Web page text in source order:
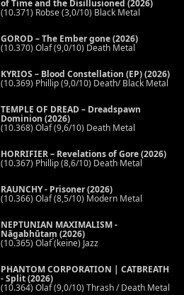
of Time and the Disillusioned (2026)
(10.371) Robse (3,0/10) Black Metal
GOROD – The Ember gone (2026)
(10.370) Olaf (9,0/10) Death Metal
KYRIOS – Blood Constellation (EP) (2026)
(10.369) Phillip (9,0/10) Death/ Black Metal
TEMPLE OF DREAD – Dreadspawn
Dominion (2026)
(10.368) Olaf (9,6/10) Death Metal
HORRIFIER – Revelations of Gore (2026)
(10.367) Phillip (8,6/10) Death Metal
RAUNCHY - Prisoner (2026)
(10.366) Olaf (8,5/10) Modern Metal
NEPTUNIAN MAXIMALISM -
Nāgabhūtaṃ (2026)
(10.365) Olaf (keine) Jazz
PHANTOM CORPORATION | CATBREATH
- Split (2026)
(10.364) Olaf (9,0/10) Thrash / Death Metal